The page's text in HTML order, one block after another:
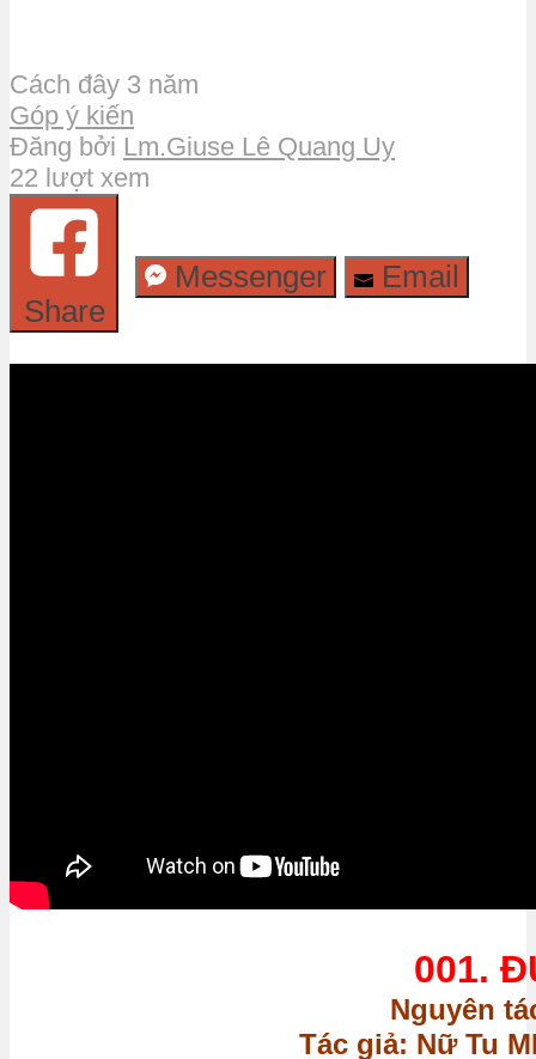
Cách đây 3 năm
Góp ý kiến
Đăng bởi Lm.Giuse Lê Quang Uy
22 lượt xem
Share
Messenger Email
001.
Nguyên
Tác giả: Nữ Tu